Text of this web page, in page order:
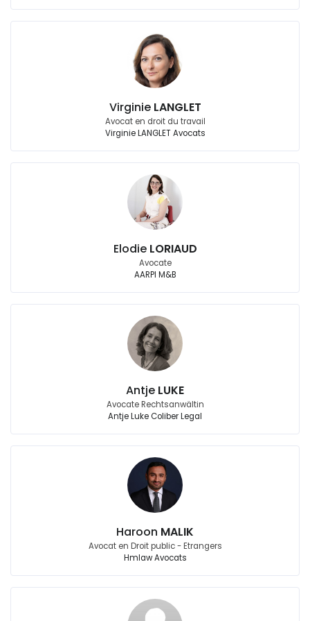
Virginie LANGLET
Avocat en droit du travail
Virginie LANGLET Avocats
Elodie LORIAUD
Avocate
AARPI M&B
Antje LUKE
Avocate Rechtsanwältin
Antje Luke Coliber Legal
Haroon MALIK
Avocat en Droit public - Etrangers
Hmlaw Avocats